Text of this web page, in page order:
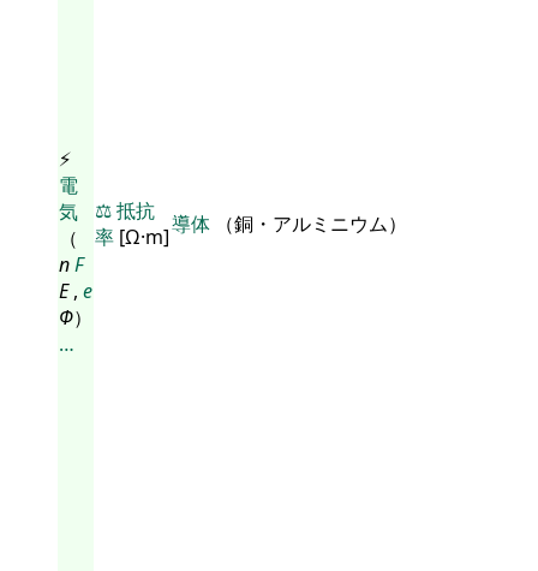
⚡
電
気
（
nF
E, e
Φ）
…
⚖️抵抗
率 [Ω·m]導体 （銅・アルミニウム）